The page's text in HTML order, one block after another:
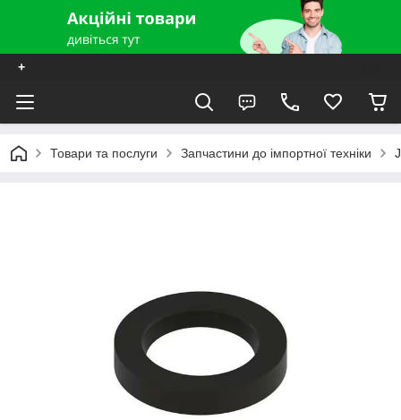
+
Товари та послуги Запчастини до імпортної техніки